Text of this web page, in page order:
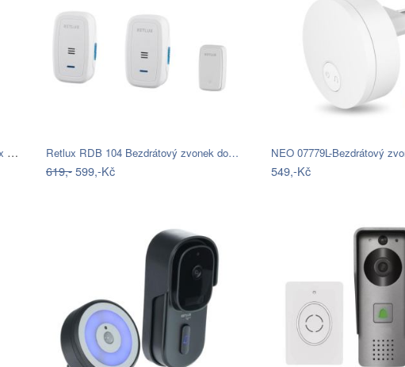
Keramický zvonek Klobouk hnědá, 38 x 9… Retlux RDB 104 Bezdrátový zvonek do…
619,-599,-Kč
NEO 07779L-Bezdrátový
549,-Kč